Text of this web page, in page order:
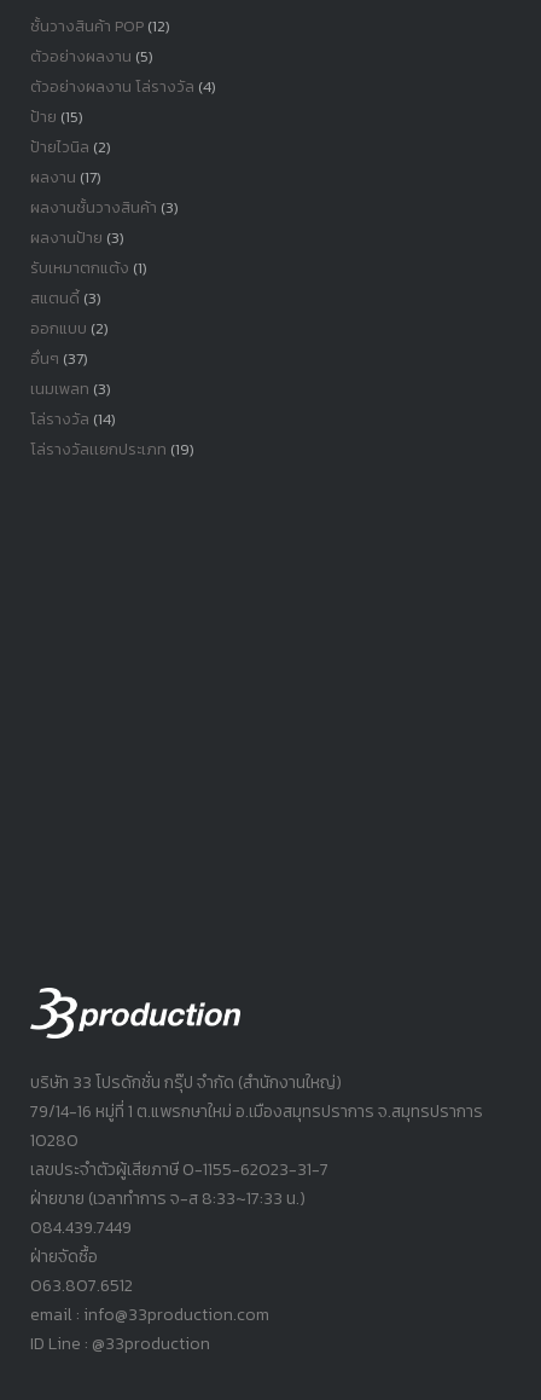
ชั้นวางสินค้า POP(12)
ตัวอย่างผลงาน (5)
ตัวอย่างผลงาน โล่รางวัล (4)
ป้าย (15)
ป้ายไวนิล (2)
ผลงาน (17)
ผลงานชั้นวางสินค้า (3)
ผลงานป้าย (3)
รับเหมาตกแต้ง (1)
สแตนดี้(3)
ออกแบบ (2)
อื่นๆ (37)
เนมเพลท (3)
โล่รางวัล (14)
โล่รางวัลเเยกประเภท (19)
บริษัท 33 โปรดักชั่น กรุ๊ป จำกัด (สำนักงานใหญ่)
79/14-16 หมู่ที่ 1 ต.แพรกษาใหม่ อ.เมืองสมุทรปราการ จ.สมุทรปราการ
10280
เลขประจำตัวผู้เสียภาษี 0-1155-62023-31-7
ฝ่ายขาย (เวลาทำการ จ-ส 8:33~17:33 น.)
084.439.7449
ฝ่ายจัดซื้อ
063.807.6512
email : info@33production.com
ID Line : @33production